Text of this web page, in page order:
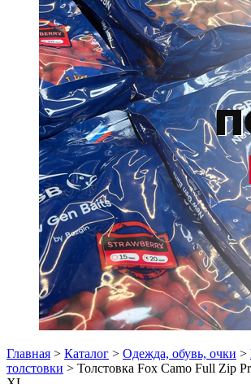
Главная > Каталог > Одежда, обувь, очки >
толстовки > Толстовка Fox Camo Full Zip